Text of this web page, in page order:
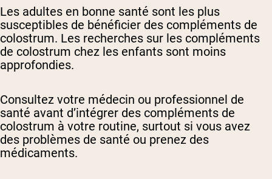
Les adultes en bonne santé sont les plus
susceptibles de bénéficier des compléments de
colostrum. Les recherches sur les compléments
de colostrum chez les enfants sont moins
approfondies.
Consultez votre médecin ou professionnel de
santé avant d’intégrer des compléments de
colostrum à votre routine, surtout si vous avez
des problèmes de santé ou prenez des
médicaments.